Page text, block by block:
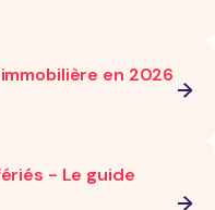
en 2026
- Le guide